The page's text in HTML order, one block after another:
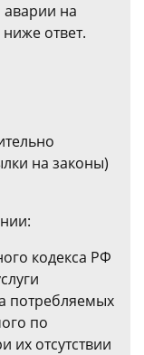
аварии на
ответ.
на законы)
кодекса РФ
потребляемых
по
их отсутствии